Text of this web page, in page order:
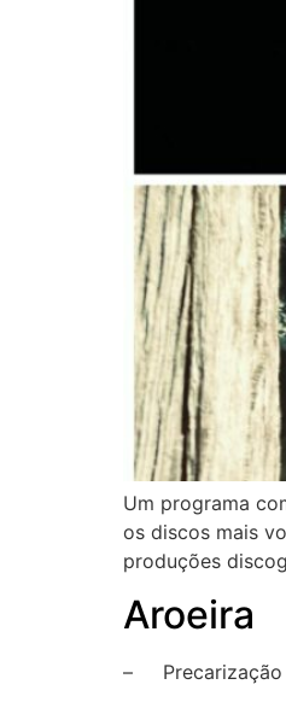
Um programa
os discos mais
produções
Aroeira
– Precarização